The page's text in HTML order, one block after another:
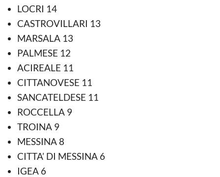
LOCRI 14
CASTROVILLARI 13
MARSALA 13
PALMESE 12
ACIREALE 11
CITTANOVESE 11
SANCATELDESE 11
ROCCELLA 9
TROINA 9
MESSINA 8
CITTA’ DI MESSINA 6
IGEA 6